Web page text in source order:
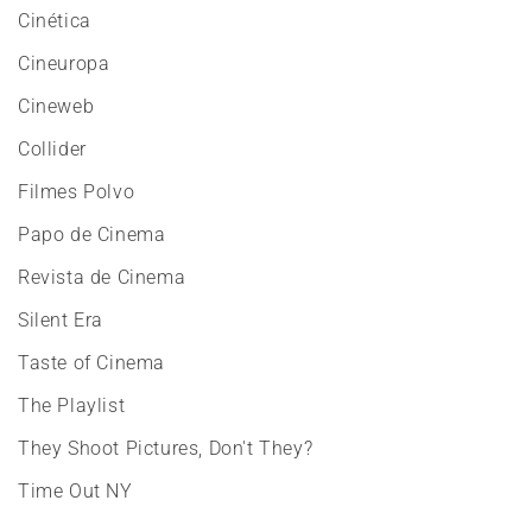
Cinética
Cineuropa
Cineweb
Collider
Filmes Polvo
Papo de Cinema
Revista de Cinema
Silent Era
Taste of Cinema
The Playlist
They Shoot Pictures, Don't They?
Time Out NY